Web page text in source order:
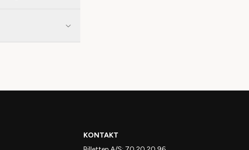
KONTAKT